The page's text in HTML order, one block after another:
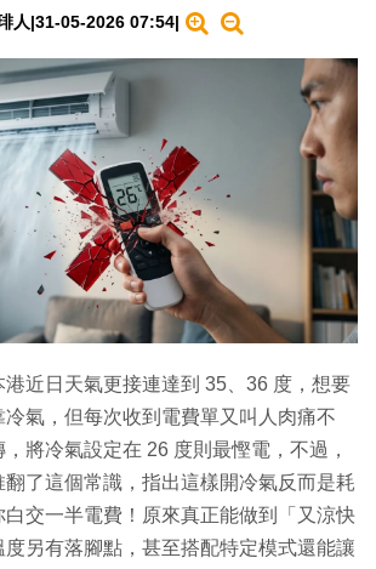
人|31-05-2026 07:54|
近日天氣更接連達到 35、36 度，想要
冷氣，但每次收到電費單又叫人肉痛不
將冷氣設定在 26 度則最慳電，不過，
了這個常識，指出這樣開冷氣反而是耗
白交一半電費！原來真正能做到「又涼快
度另有落腳點，甚至搭配特定模式還能讓